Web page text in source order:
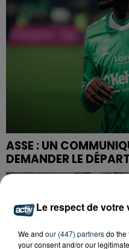
ASSE : UN
DEMANDER LE
Le respect de votre
We and our (447) partnersdo the
your consent and/or our